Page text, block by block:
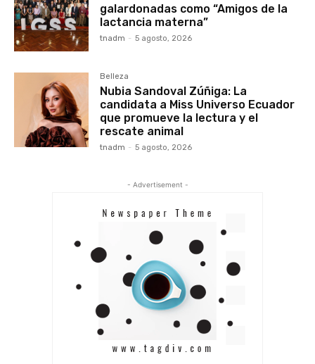
galardonadas como “Amigos de la
lactancia materna”
tnadm - 5 agosto, 2026
Belleza
Nubia Sandoval Zúñiga: La
candidata a Miss Universo Ecuador
que promueve la lectura y el
rescate animal
tnadm - 5 agosto, 2026
- Advertisement -